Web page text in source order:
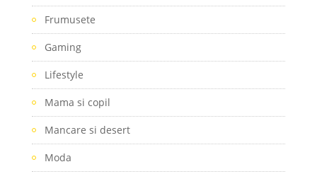
Frumusete
Gaming
Lifestyle
Mama si copil
Mancare si desert
Moda